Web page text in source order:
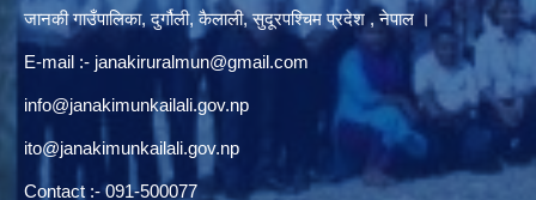
जानकी गाउँपालिका, दुर्गौली, कैलाली, सुदूरपश्चिम प्रदेश , नेपाल ।
E-mail :- janakiruralmun@gmail.com
info@janakimunkailali.gov.np
ito@janakimunkailali.gov.np
Contact :- 091-500077